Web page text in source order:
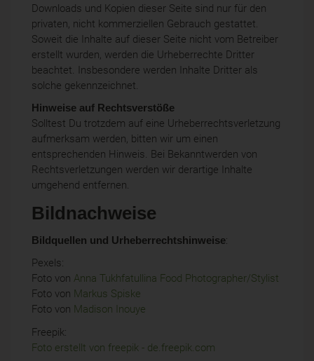
Downloads und Kopien dieser Seite sind nur für den
privaten, nicht kommerziellen Gebrauch gestattet.
Soweit die Inhalte auf dieser Seite nicht vom Betreiber
erstellt wurden, werden die Urheberrechte Dritter
beachtet. Insbesondere werden Inhalte Dritter als
solche gekennzeichnet.
Hinweise auf Rechtsverstöße
Solltest Du trotzdem auf eine Urheberrechtsverletzung
aufmerksam werden, bitten wir um einen
entsprechenden Hinweis. Bei Bekanntwerden von
Rechtsverletzungen werden wir derartige Inhalte
umgehend entfernen.
Bildnachweise
Bildquellen und Urheberrechtshinweise:
Pexels:
Foto von Anna Tukhfatullina Food Photographer/Stylist
Foto von Markus Spiske
Foto von Madison Inouye
Freepik:
Foto erstellt von freepik - de.freepik.com